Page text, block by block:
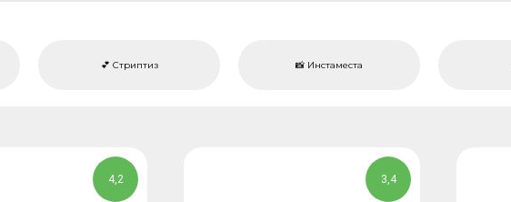
📸 Инстаместа
💕 Стриптиз
4,2 3,4